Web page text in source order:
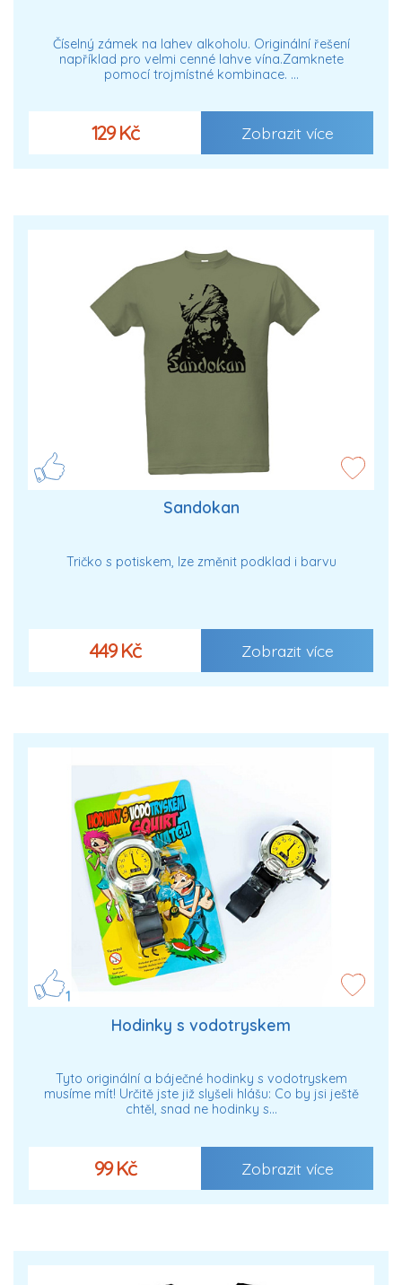
Číselný zámek na lahev alkoholu. Originální řešení
například pro velmi cenné lahve vína.Zamknete
pomocí trojmístné kombinace. …
129 Kč Zobrazit více
Sandokan
Tričko s potiskem, lze změnit podklad i barvu
449 Kč Zobrazit více
1
Hodinky s vodotryskem
Tyto originální a báječné hodinky s vodotryskem
musíme mít! Určitě jste již slyšeli hlášu: Co by jsi ještě
chtěl, snad ne hodinky s…
99 Kč Zobrazit více